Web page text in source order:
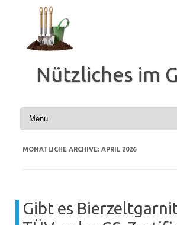
springen
Nützliches im
MONATLICHE ARCHIVE: APRIL 2026
Gibt es